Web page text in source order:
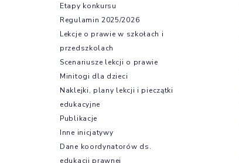
Etapy konkursu
Regulamin 2025/2026
Lekcje o prawie w szkołach i
przedszkolach
Scenariusze lekcji o prawie
Minitogi dla dzieci
Naklejki, plany lekcji i pieczątki
edukacyjne
Publikacje
Inne inicjatywy
Dane koordynatorów ds.
edukacji prawnej